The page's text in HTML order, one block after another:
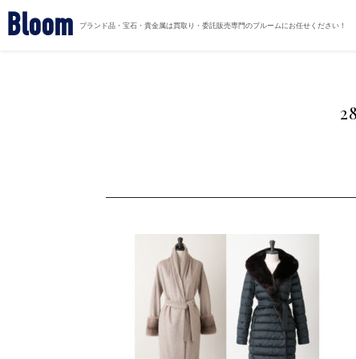
Bloom ブランド品・宝石・貴金属は買取り・委託販売専門のブルームにお任せください！